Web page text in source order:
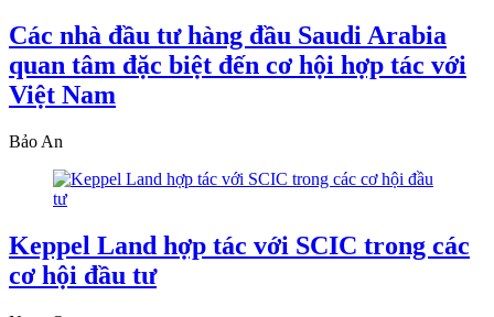
Các nhà đầu tư hàng đầu Saudi Arabia
quan tâm đặc biệt đến cơ hội hợp tác với
Việt Nam
Bảo An
Keppel Land hợp tác với SCIC trong các
cơ hội đầu tư